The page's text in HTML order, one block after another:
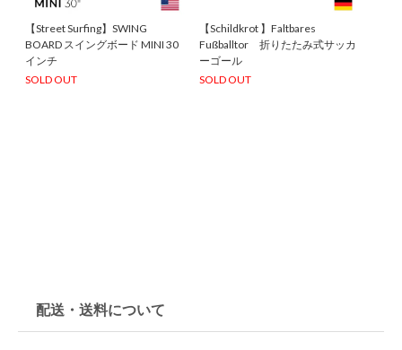
【Street Surfing】SWING
BOARD スイングボード MINI 30
インチ
SOLD OUT
【Schildkrot 】Faltbares
Fußballtor 折りたたみ式サッカ
ーゴール
SOLD OUT
配送・送料について